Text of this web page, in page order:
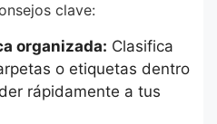
clave:
organizada: Clasifica
o etiquetas dentro
rápidamente a tus